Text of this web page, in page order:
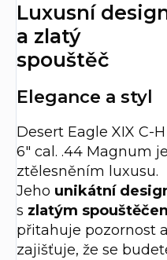
Luxusní
a zlatý
spouštěč
Elegance a styl
Desert Eagle XIX C-H
6" cal. .44 Magnum je
ztělesněním luxusu.
Jeho unikátní
s zlatým
přitahuje pozornost a
zajišťuje, že se